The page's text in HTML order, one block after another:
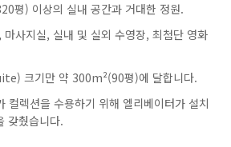
평) 이상의 실내 공간과 거대한 정원.
마사지실, 실내 및 실외 수영장, 최첨단 영화
크기만 약 300m²(90평)에 달합니다.
컬렉션을 수용하기 위해 엘리베이터가 설치
갖췄습니다.